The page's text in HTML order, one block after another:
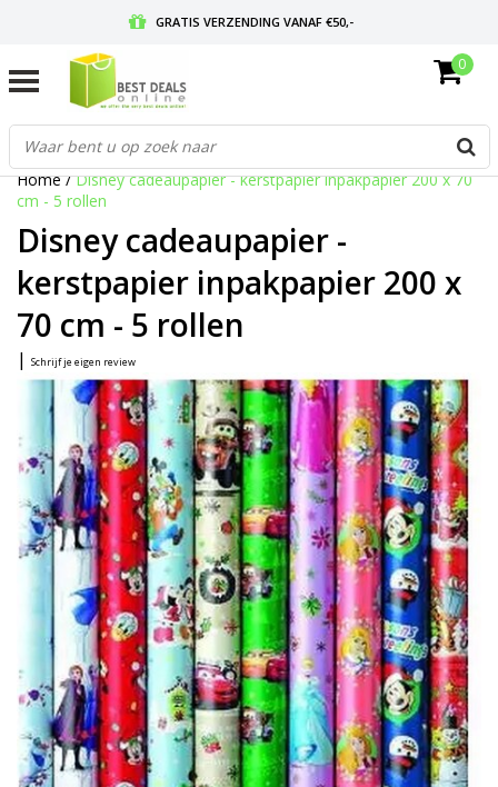
GRATIS VERZENDING VANAF €50,-
GRATIS RETOURNEREN EN 30 DAGEN BEDENKTIJD
0
Home/Disney cadeaupapier - kerstpapier inpakpapier 200 x 70
cm - 5 rollen
Disney cadeaupapier -
kerstpapier inpakpapier 200 x
70 cm - 5 rollen
| Schrijf je eigen review